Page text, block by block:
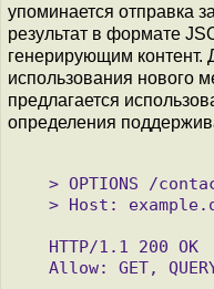
упоминается отправка
результат в формате
генерирующим контент.
использования нового
предлагается
определения